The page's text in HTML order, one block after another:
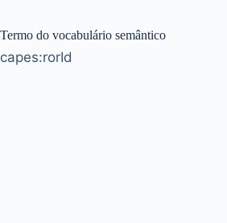
Termo do vocabulário semântico
capes:rorId